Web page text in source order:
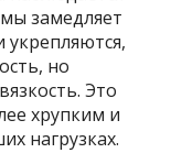
замедляет
укрепляются,
но
Это
хрупким и
нагрузках.